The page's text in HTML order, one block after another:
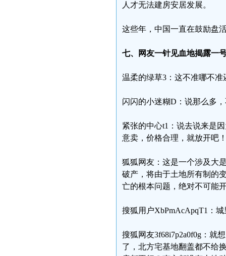
人才无法建房安居发展。
这些年，中国一直在鼓励盘
七、网友一针见血地揭露一
温柔的绿草3：这不准哪不准
闪闪的小迷糊D：说那么多
紧张的中心t1：说去说来是
意卖，价格合理，就放开吧
狐狐网友：这是一个涉及大
破产，将由于土地所有制的
亡的根本问题，绝对不可能
搜狐用户XbPmAcApqT1：
搜狐网友3f68i7p2a0f0g：就
了，北方宅基地翻盖都不给